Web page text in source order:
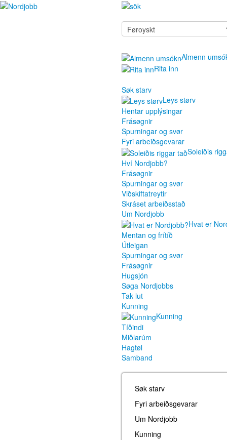
Almenn
Rita inn
Søk starv
Leys størv
Hentar upplýsingar
Frásøgnir
Spurningar og svør
Fyri arbeiðsgevarar
Soleiðis
Hví Nordjobb?
Frásøgnir
Spurningar og svør
Viðskiftatreytir
Skráset arbeiðsstað
Um Nordjobb
Hvat er
Mentan og frítíð
Útleigan
Spurningar og svør
Frásøgnir
Hugsjón
Søga Nordjobbs
Tak lut
Kunning
Kunning
Tíðindi
Miðlarúm
Hagtøl
Samband
Søk starv
Fyri arbeiðsgevarar
Um Nordjobb
Kunning